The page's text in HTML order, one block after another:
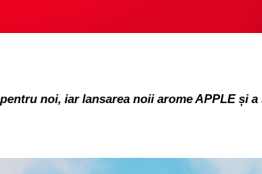
noi, iar lansarea noii arome APPLE